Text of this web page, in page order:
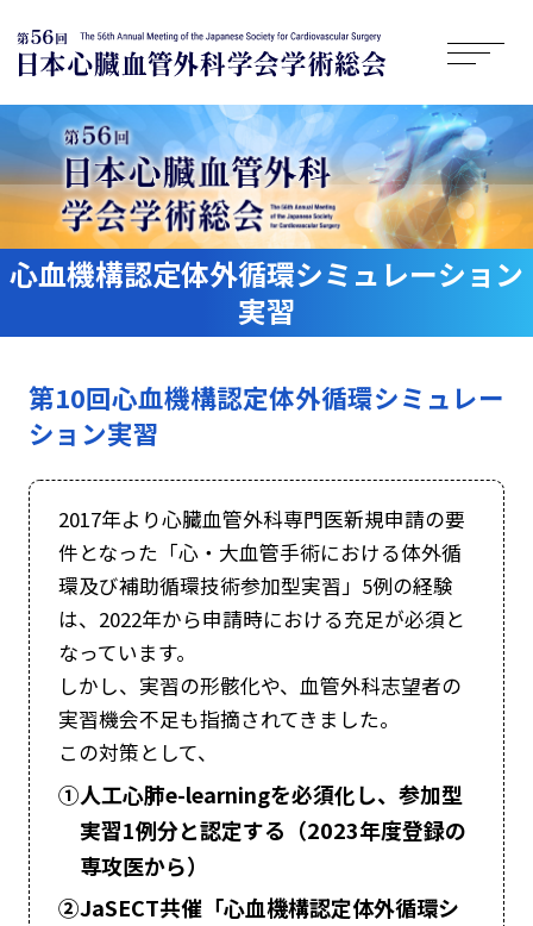
心血機構認定体外循環シミュレーション
実習
第10回心血機構認定体外循環シミュレー
ション実習
2017年より心臓血管外科専門医新規申請の要
件となった「心・大血管手術における体外循
環及び補助循環技術参加型実習」5例の経験
は、2022年から申請時における充足が必須と
なっています。
しかし、実習の形骸化や、血管外科志望者の
実習機会不足も指摘されてきました。
この対策として、
①人工心肺e-learningを必須化し、参加型
実習1例分と認定する（2023年度登録の
専攻医から）
②JaSECT共催「心血機構認定体外循環シ